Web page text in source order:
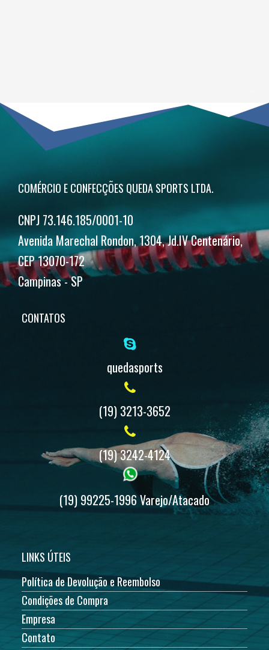
COMÉRCIO E CONFECÇÕES QUEDA SPORTS LTDA.
CNPJ 73.146.185/0001-10
Avenida Marechal Rondon, 1304, Jd.IV Centenário,
CEP 13070-172
Campinas - SP
CONTATOS
quedasports
(19) 3213-3652
(19) 3242-4124
(19) 99225-1996 Varejo/Atacado
LINKS ÚTEIS
Política de Devolução e Reembolso
Condições de Compra
Empresa
Contato